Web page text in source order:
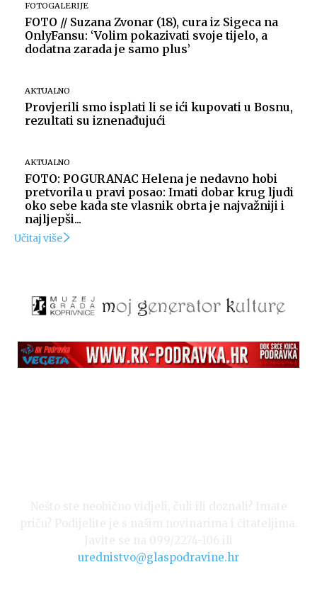
FOTOGALERIJE
FOTO // Suzana Zvonar (18), cura iz Sigeca na
OnlyFansu: ‘Volim pokazivati svoje tijelo, a
dodatna zarada je samo plus’
AKTUALNO
Provjerili smo isplati li se ići kupovati u Bosnu,
rezultati su iznenađujući
AKTUALNO
FOTO: POGURANAC Helena je nedavno hobi
pretvorila u pravi posao: Imati dobar krug ljudi
oko sebe kada ste vlasnik obrta je najvažniji i
najljepši...
Učitaj više
urednistvo@glaspodravine.hr